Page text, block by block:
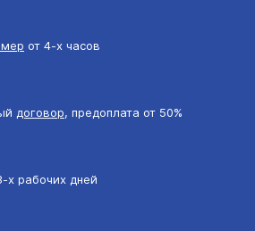
от 4-х часов
договор, предоплата от 50%
х рабочих дней